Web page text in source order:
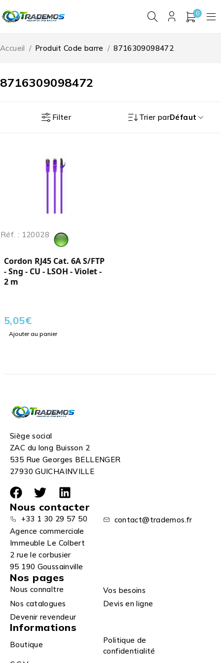
0
8716309098472
Accueil / Produit Code barre / 8716309098472
Filter Trier parDéfaut
Réf. : 120028
Cordon RJ45 Cat. 6A S/FTP
- Sng - CU - LSOH - Violet -
2 m
5,05€
Ajouter au panier
Siège social
ZAC du long Buisson 2
535 Rue Georges BELLENGER
27930 GUICHAINVILLE
Nous contacter
+33 1 30 29 57 50
contact@trademos.fr
Agence commerciale
Immeuble Le Colbert
2 rue le corbusier
95 190 Goussainville
Nos pages
Nous connaître
Vos besoins
Nos catalogues
Devis en ligne
Devenir revendeur
Informations
Boutique
Politique de
confidentialité